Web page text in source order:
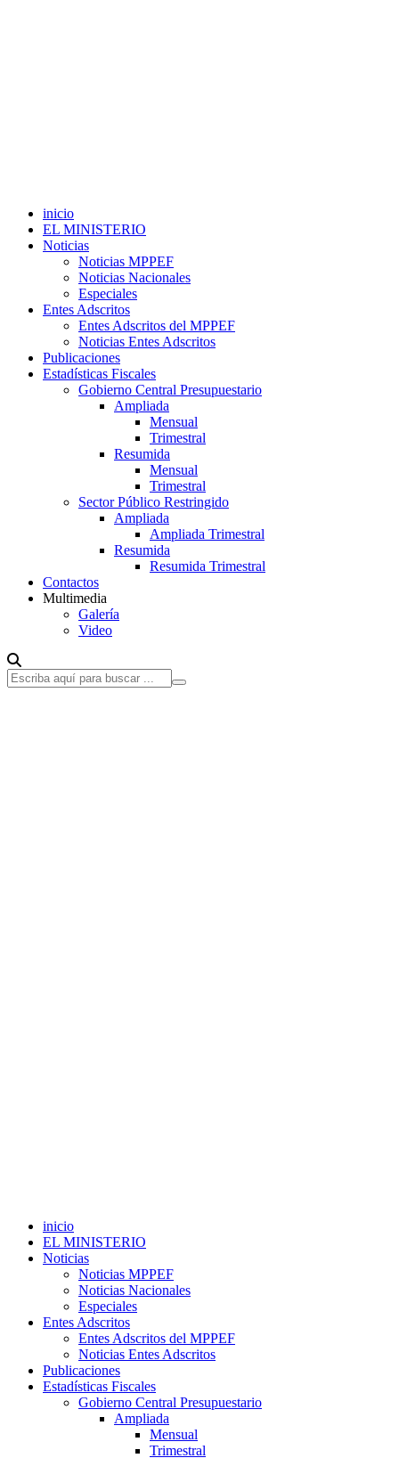
inicio
EL MINISTERIO
Noticias
Noticias MPPEF
Noticias Nacionales
Especiales
Entes Adscritos
Entes Adscritos del MPPEF
Noticias Entes Adscritos
Publicaciones
Estadísticas Fiscales
Gobierno Central Presupuestario
Ampliada
Mensual
Trimestral
Resumida
Mensual
Trimestral
Sector Público Restringido
Ampliada
Ampliada Trimestral
Resumida
Resumida Trimestral
Contactos
Multimedia
Galería
Video
inicio
EL MINISTERIO
Noticias
Noticias MPPEF
Noticias Nacionales
Especiales
Entes Adscritos
Entes Adscritos del MPPEF
Noticias Entes Adscritos
Publicaciones
Estadísticas Fiscales
Gobierno Central Presupuestario
Ampliada
Mensual
Trimestral